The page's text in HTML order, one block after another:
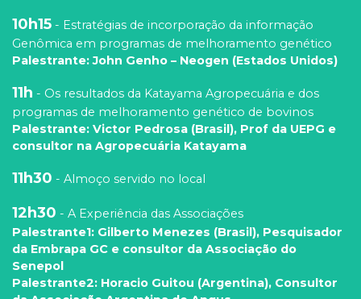
10h15 - Estratégias de incorporação da informação
Genômica em programas de melhoramento genético
Palestrante: John Genho – Neogen (Estados Unidos)
11h - Os resultados da Katayama Agropecuária e dos
programas de melhoramento genético de bovinos
Palestrante: Victor Pedrosa (Brasil), Prof da UEPG e
consultor na Agropecuária Katayama
11h30 - Almoço servido no local
12h30 - A Experiência das Associações
Palestrante1: Gilberto Menezes (Brasil), Pesquisador
da Embrapa GC e consultor da Associação do
Senepol
Palestrante2: Horacio Guitou (Argentina), Consultor